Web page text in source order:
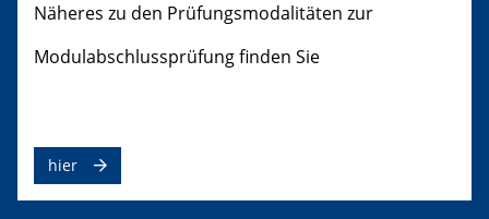
Näheres zu den Prüfungsmodalitäten zur
Modulabschlussprüfung finden Sie
hier